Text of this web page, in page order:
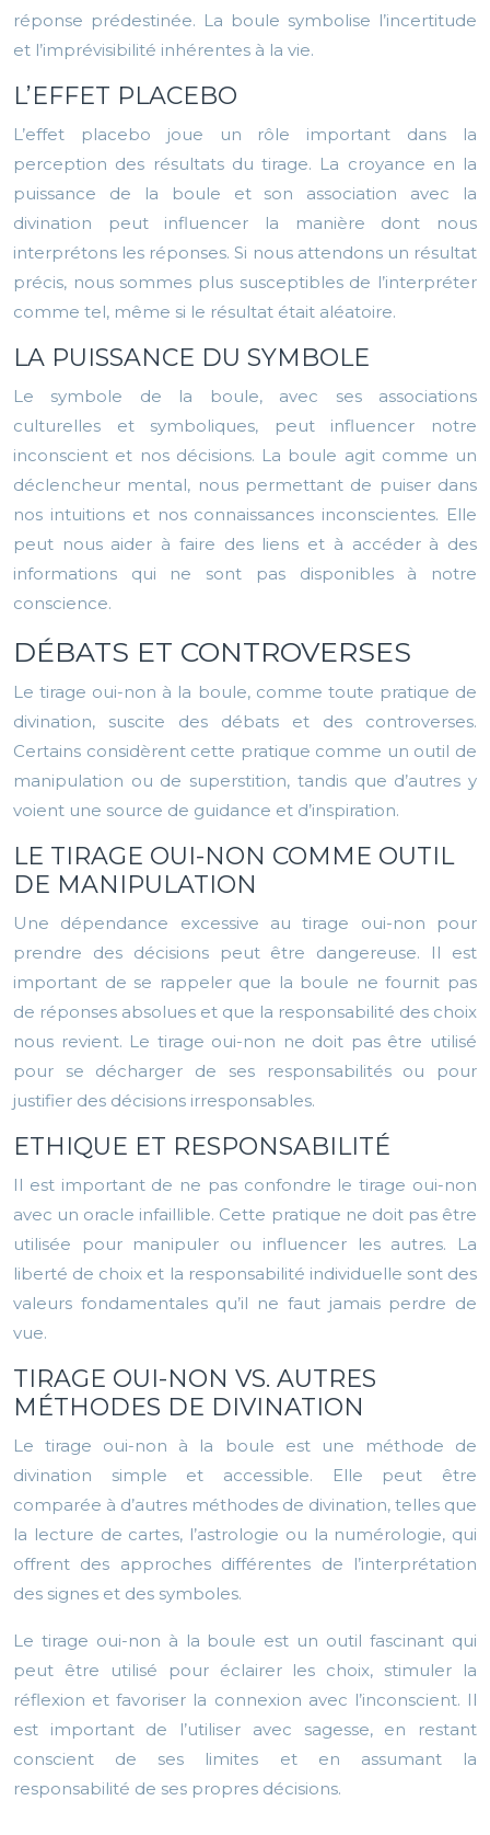
réponse prédestinée. La boule symbolise l’incertitude
et l’imprévisibilité inhérentes à la vie.
L’EFFET PLACEBO
L’effet placebo joue un rôle important dans la
perception des résultats du tirage. La croyance en la
puissance de la boule et son association avec la
divination peut influencer la manière dont nous
interprétons les réponses. Si nous attendons un résultat
précis, nous sommes plus susceptibles de l’interpréter
comme tel, même si le résultat était aléatoire.
LA PUISSANCE DU SYMBOLE
Le symbole de la boule, avec ses associations
culturelles et symboliques, peut influencer notre
inconscient et nos décisions. La boule agit comme un
déclencheur mental, nous permettant de puiser dans
nos intuitions et nos connaissances inconscientes. Elle
peut nous aider à faire des liens et à accéder à des
informations qui ne sont pas disponibles à notre
conscience.
DÉBATS ET CONTROVERSES
Le tirage oui-non à la boule, comme toute pratique de
divination, suscite des débats et des controverses.
Certains considèrent cette pratique comme un outil de
manipulation ou de superstition, tandis que d’autres y
voient une source de guidance et d’inspiration.
LE TIRAGE OUI-NON COMME OUTIL
DE MANIPULATION
Une dépendance excessive au tirage oui-non pour
prendre des décisions peut être dangereuse. Il est
important de se rappeler que la boule ne fournit pas
de réponses absolues et que la responsabilité des choix
nous revient. Le tirage oui-non ne doit pas être utilisé
pour se décharger de ses responsabilités ou pour
justifier des décisions irresponsables.
ETHIQUE ET RESPONSABILITÉ
Il est important de ne pas confondre le tirage oui-non
avec un oracle infaillible. Cette pratique ne doit pas être
utilisée pour manipuler ou influencer les autres. La
liberté de choix et la responsabilité individuelle sont des
valeurs fondamentales qu’il ne faut jamais perdre de
vue.
TIRAGE OUI-NON VS. AUTRES
MÉTHODES DE DIVINATION
Le tirage oui-non à la boule est une méthode de
divination simple et accessible. Elle peut être
comparée à d’autres méthodes de divination, telles que
la lecture de cartes, l’astrologie ou la numérologie, qui
offrent des approches différentes de l’interprétation
des signes et des symboles.
Le tirage oui-non à la boule est un outil fascinant qui
peut être utilisé pour éclairer les choix, stimuler la
réflexion et favoriser la connexion avec l’inconscient. Il
est important de l’utiliser avec sagesse, en restant
conscient de ses limites et en assumant la
responsabilité de ses propres décisions.